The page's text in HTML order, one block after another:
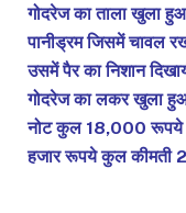
गोदरेज का ताला खुला
पानीड्रम जिसमें चावल
उसमें पैर का निशान
गोदरेज का लकर खुला
नोट कुल 18,000 रूपये
हजार रूपये कुल कीमती